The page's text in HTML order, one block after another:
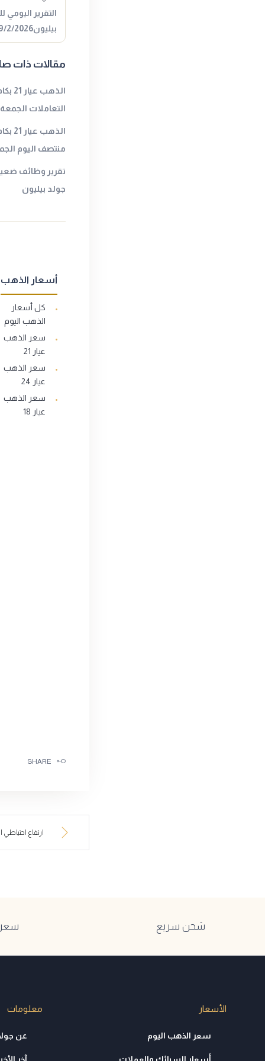
التقرير
بيليون9/2/2026المصدر : جولد…
مقالات ذات
التعاملات
منتصف اليوم
تقرير وظائف
جولد بيليون
أسعار الذهب
كل أسعار
الذهب اليوم
سعر الذهب
عيار 21
سعر الذهب
عيار 24
سعر الذهب
عيار 18
SHARE
ارتفاع احتياطي الذهب
شحن سريع سعر
الأسعار
سعر الذهب اليوم
أسعار السبائك والعملات
معلومات
عن
آخر